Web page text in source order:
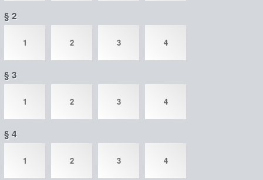
§ 2
1 2 3 4
§ 3
1 2 3 4
§ 4
1 2 3 4